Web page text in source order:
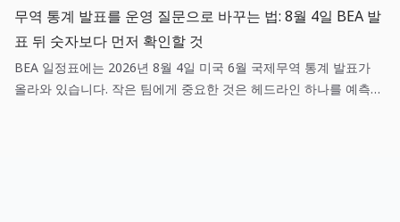
이 훨씬 선명해집니다.
무역 통계 발표를 운영 질문으로 바꾸는 법: 8월 4일 BEA 발
표 뒤 숫자보다 먼저 확인할 것
BEA 일정표에는 2026년 8월 4일 미국 6월 국제무역 통계 발표가
올라와 있습니다. 작은 팀에게 중요한 것은 헤드라인 하나를 예측하